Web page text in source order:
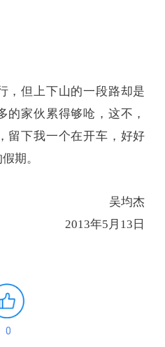
，但上下山的一段路却是
的家伙累得够呛，这不，
留下我一个在开车，好好
期。
吴均杰
2013年5月13日
0